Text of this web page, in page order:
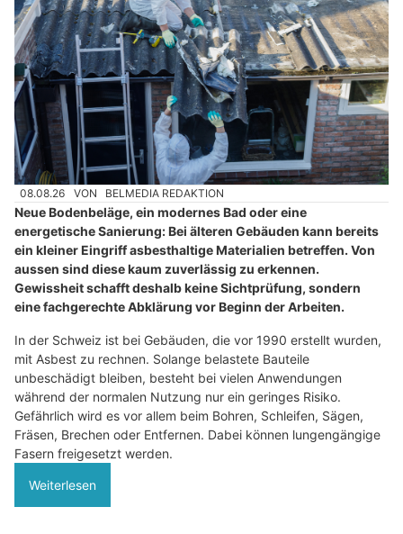
08.08.26 VON BELMEDIA REDAKTION
Neue Bodenbeläge, ein modernes Bad oder eine
energetische Sanierung: Bei älteren Gebäuden kann bereits
ein kleiner Eingriff asbesthaltige Materialien betreffen. Von
aussen sind diese kaum zuverlässig zu erkennen.
Gewissheit schafft deshalb keine Sichtprüfung, sondern
eine fachgerechte Abklärung vor Beginn der Arbeiten.
In der Schweiz ist bei Gebäuden, die vor 1990 erstellt wurden,
mit Asbest zu rechnen. Solange belastete Bauteile
unbeschädigt bleiben, besteht bei vielen Anwendungen
während der normalen Nutzung nur ein geringes Risiko.
Gefährlich wird es vor allem beim Bohren, Schleifen, Sägen,
Fräsen, Brechen oder Entfernen. Dabei können lungengängige
Fasern freigesetzt werden.
Weiterlesen